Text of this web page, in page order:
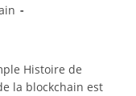
Histoire de
la blockchain est